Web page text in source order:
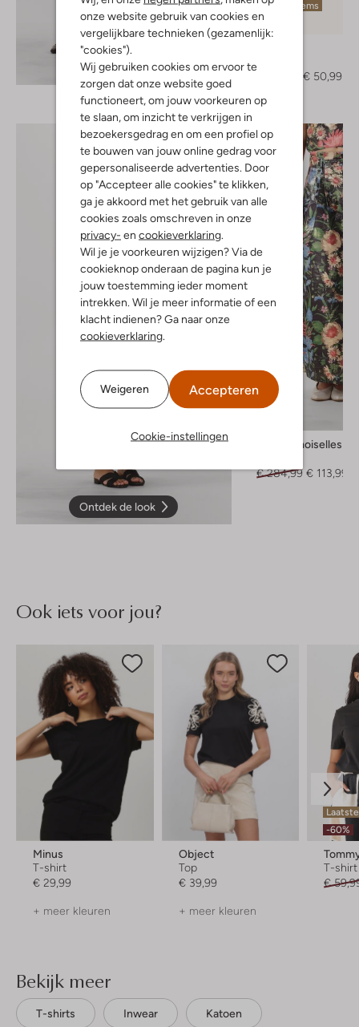
onze website gebruik van cookies en
vergelijkbare technieken (gezamenlijk:
"cookies").
Wij gebruiken cookies om ervoor te
zorgen dat onze website goed
functioneert, om jouw voorkeuren op
te slaan, om inzicht te verkrijgen in
bezoekersgedrag en om een profiel op
te bouwen van jouw online gedrag voor
gepersonaliseerde advertenties. Door
op "Accepteer alle cookies" te klikken,
ga je akkoord met het gebruik van alle
cookies zoals omschreven in onze
privacy- en cookieverklaring
Wil je je voorkeuren wijzigen? Via de
cookieknop onderaan de pagina kun je
jouw toestemming ieder moment
intrekken. Wil je meer informatie of een
klacht indienen? Ga naar onze
cookieverklaring
Weigeren Accepteren
Cookie-instellingen
Ontdek de look
Laatste items
-70%
€ 50,99
Ontdek de look
Mes Demoiselles
€ 284,99 € 113,99
Ook iets voor jou?
Minus
T-shirt
€ 29,99
+ meer kleuren
Object
Top
€ 39,99
+ meer kleuren
-60%
T-shirt
€
Bekijk meer
T-shirts Inwear Katoen